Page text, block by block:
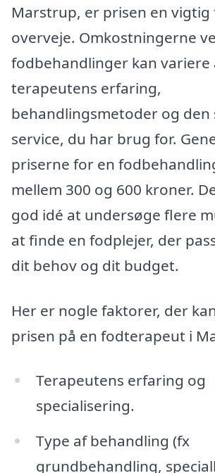
Marstrup, er prisen en
overveje. Omkostningerne
fodbehandlinger kan
terapeutens erfaring,
behandlingsmetoder og den
service, du har brug for.
priserne for en
mellem 300 og 600 kroner.
god idé at undersøge flere
at finde en fodplejer, der
dit behov og dit budget.
Her er nogle faktorer, der
prisen på en fodterapeut i
Terapeutens erfaring og
specialisering.
Type af behandling (fx
grundbehandling,